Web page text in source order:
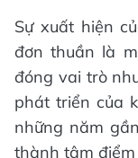
Sự xuất hiện
đơn thuần là
đóng vai trò
phát triển của
những năm
thành tâm